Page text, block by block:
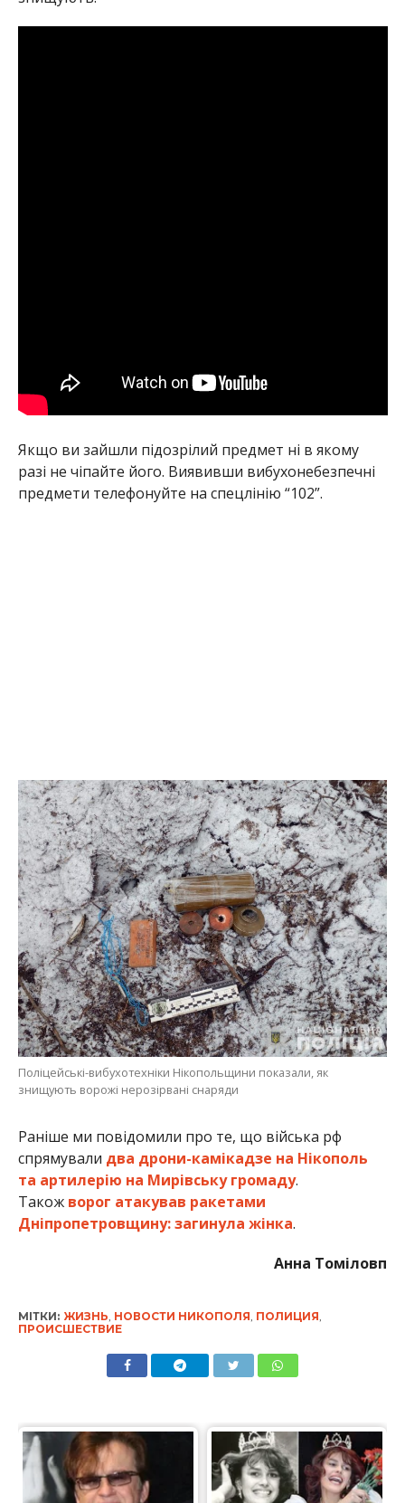
Якщо ви зайшли підозрілий предмет ні в якому
разі не чіпайте його. Виявивши вибухонебезпечні
предмети телефонуйте на спецлінію “102”.
Поліцейські-вибухотехніки Нікопольщини показали, як
знищують ворожі нерозірвані снаряди
Раніше ми повідомили про те, що війська рф
спрямували два дрони-камікадзе на Нікополь
та артилерію на Мирівську громаду.
Також ворог атакував ракетами
Дніпропетровщину: загинула жінка.
Анна Томіловп
МІТКИ: ЖИЗНЬ, НОВОСТИ НИКОПОЛЯ, ПОЛИЦИЯ,
ПРОИСШЕСТВИЕ